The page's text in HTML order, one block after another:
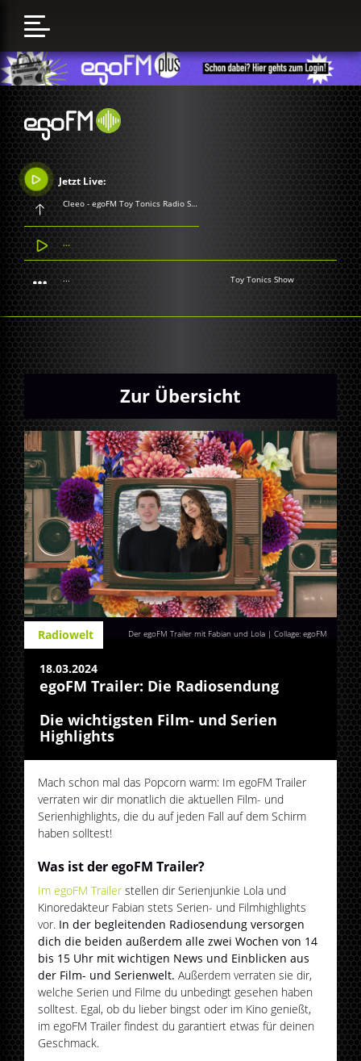
Jetzt Live:
Cleeo - egoFM Toy Tonics Radio Show
...
... Toy Tonics Show
Zur Übersicht
Der egoFM Trailer mit Fabian und Lola | Collage: egoFM
Radiowelt
18.03.2024
egoFM Trailer: Die Radiosendung
Die wichtigsten Film- und Serien
Highlights
Mach schon mal das Popcorn warm: Im egoFM Trailer
verraten wir dir monatlich die aktuellen Film- und
Serienhighlights, die du auf jeden Fall auf dem Schirm
haben solltest!
Was ist der egoFM Trailer?
Im egoFM Trailer stellen dir Serienjunkie Lola und
Kinoredakteur Fabian stets Serien- und Filmhighlights
vor. In der begleitenden Radiosendung versorgen
dich die beiden außerdem alle zwei Wochen von 14
bis 15 Uhr mit wichtigen News und Einblicken aus
der Film- und Serienwelt. Außerdem verraten sie dir,
welche Serien und Filme du unbedingt gesehen haben
solltest. Egal, ob du lieber bingst oder im Kino genießt,
im egoFM Trailer findest du garantiert etwas für deinen
Geschmack.